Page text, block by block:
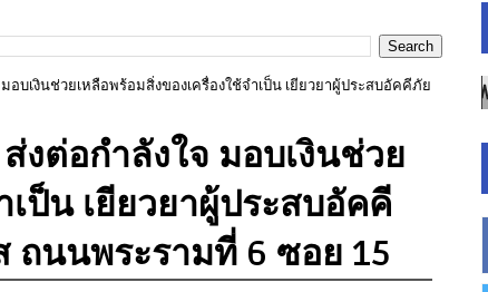
อบเงินช่วยเหลือพร้อมสิ่งของเครื่องใช้จำเป็น เยียวยาผู้ประสบอัคคีภัย
งต่อกำลังใจ มอบเงินช่วย
ป็น เยียวยาผู้ประสบอัคคี
นนพระรามที่ 6 ซอย 15